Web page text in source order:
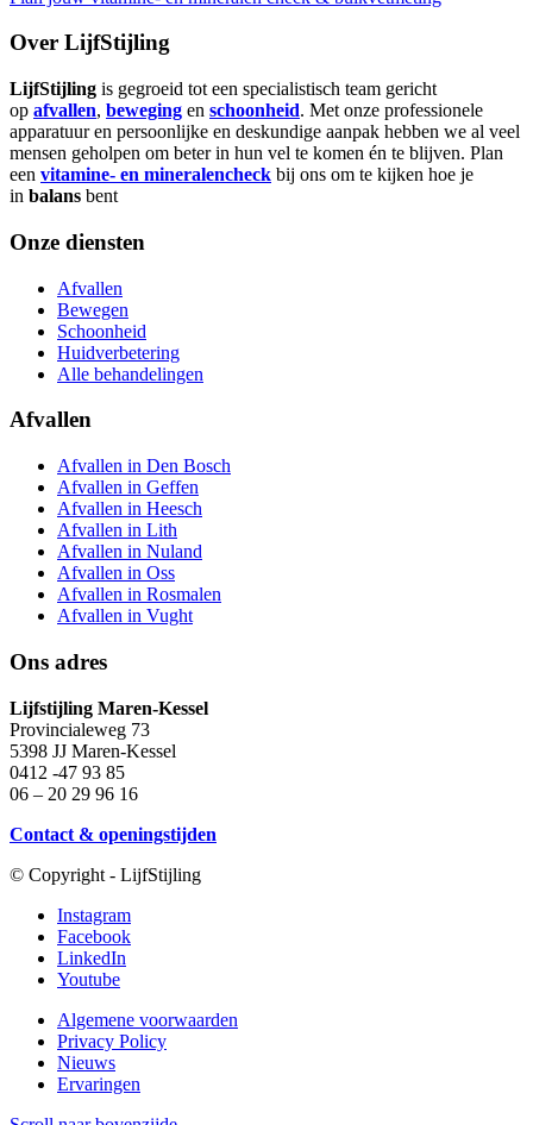
Over LijfStijling
LijfStijling is gegroeid tot een specialistisch team gericht
op afvallen, beweging en schoonheid. Met onze professionele
apparatuur en persoonlijke en deskundige aanpak hebben we al veel
mensen geholpen om beter in hun vel te komen én te blijven. Plan
een vitamine- en mineralencheck bij ons om te kijken hoe je
in balans bent
Onze diensten
Afvallen
Bewegen
Schoonheid
Huidverbetering
Alle behandelingen
Afvallen
Afvallen in Den Bosch
Afvallen in Geffen
Afvallen in Heesch
Afvallen in Lith
Afvallen in Nuland
Afvallen in Oss
Afvallen in Rosmalen
Afvallen in Vught
Ons adres
Lijfstijling Maren-Kessel
Provincialeweg 73
5398 JJ Maren-Kessel
0412 -47 93 85
06 – 20 29 96 16
Contact & openingstijden
© Copyright - LijfStijling
Instagram
Facebook
LinkedIn
Youtube
Algemene voorwaarden
Privacy Policy
Nieuws
Ervaringen